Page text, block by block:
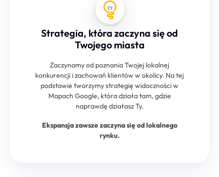
Strategia, która zaczyna się od
Twojego miasta
Zaczynamy od poznania Twojej lokalnej
konkurencji i zachowań klientów w okolicy. Na tej
podstawie tworzymy strategię widoczności w
Mapach Google, która działa tam, gdzie
naprawdę działasz Ty.
Ekspansja zawsze zaczyna się od lokalnego
rynku.